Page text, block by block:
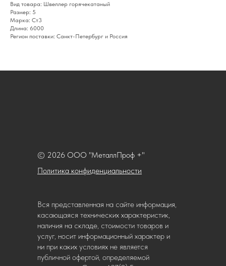
Вид товара: Швеллер горячекатаный
Размер: 5
Марка: Ст3
Длина: 6000
Регион поставки: Санкт-Петербург и Россия
Политика конфиденциальности
© 2026 ООО "МеталлПроф +"
Вся представленная на сайте информация,
касающаяся технических характеристик,
наличия на складе, стоимости товаров и
услуг, носит информационный характер и
ни при каких условиях не является
публичной офертой, определяемой